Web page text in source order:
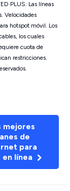
PLUS: Las líneas
Velocidades
hotspot móvil. Los
los cuales
cuota de
restricciones.
mejores
de
para
en línea